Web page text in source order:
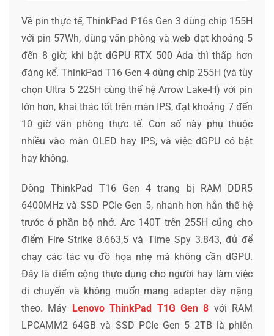
Về pin thực tế, ThinkPad P16s Gen 3 dùng chip 155H
với pin 57Wh, dùng văn phòng và web đạt khoảng 5
đến 8 giờ; khi bật dGPU RTX 500 Ada thì thấp hơn
đáng kể. ThinkPad T16 Gen 4 dùng chip 255H (và tùy
chọn Ultra 5 225H cùng thế hệ Arrow Lake-H) với pin
lớn hơn, khai thác tốt trên màn IPS, đạt khoảng 7 đến
10 giờ văn phòng thực tế. Con số này phụ thuộc
nhiều vào màn OLED hay IPS, và việc dGPU có bật
hay không.
Dòng ThinkPad T16 Gen 4 trang bị RAM DDR5
6400MHz và SSD PCIe Gen 5, nhanh hơn hẳn thế hệ
trước ở phần bộ nhớ. Arc 140T trên 255H cũng cho
điểm Fire Strike 8.663,5 và Time Spy 3.843, đủ để
chạy các tác vụ đồ họa nhẹ mà không cần dGPU.
Đây là điểm cộng thực dụng cho người hay làm việc
di chuyển và không muốn mang adapter dày nặng
theo. Máy
Lenovo ThinkPad T1G Gen 8 với RAM
LPCAMM2 64GB và SSD PCIe Gen 5 2TB là phiên